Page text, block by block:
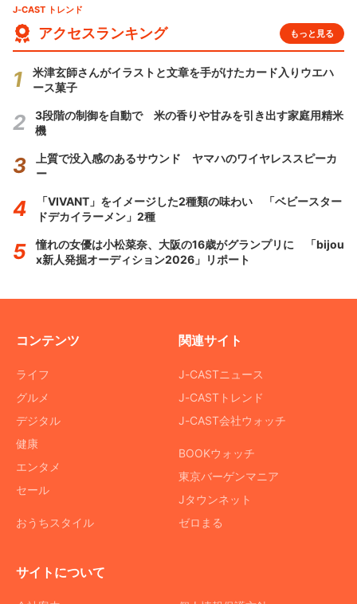
J-CAST トレンド
アクセスランキング もっと見る
米津玄師さんがイラストと文章を手がけたカード入りウエハ
ース菓子
3段階の制御を自動で 米の香りや甘みを引き出す家庭用精米
機
上質で没入感のあるサウンド ヤマハのワイヤレススピーカ
ー
「VIVANT」をイメージした2種類の味わい 「ベビースター
ドデカイラーメン」2種
憧れの女優は小松菜奈、大阪の16歳がグランプリに 「bijou
x新人発掘オーディション2026」リポート
コンテンツ
ライフ
グルメ
デジタル
健康
エンタメ
セール
おうちスタイル
関連サイト
J-CASTニュース
J-CASTトレンド
J-CAST会社ウォッチ
BOOKウォッチ
東京バーゲンマニア
Jタウンネット
ゼロまる
サイトについて